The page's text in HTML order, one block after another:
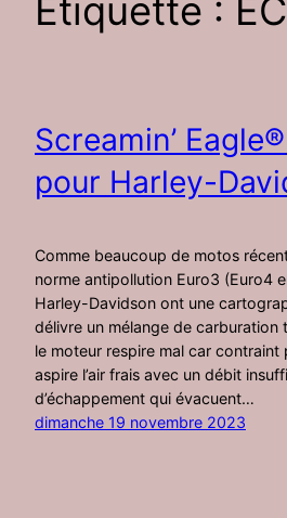
Étiquette :
Screamin’
pour Harley-
Comme beaucoup de motos
norme antipollution Euro3 (Euro4
Harley-Davidson ont une
délivre un mélange de carburation
le moteur respire mal car contraint
aspire l’air frais avec un débit
d’échappement qui évacuent…
dimanche 19 novembre 2023